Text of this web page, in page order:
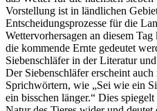
Vorstellung ist in ländlichen
Entscheidungsprozesse für die
Wettervorhersagen an diesem
die kommende Ernte gedeutet
Siebenschläfer in der Literatur
Der Siebenschläfer erscheint
Sprichwörtern, wie „Sei wie ein
ein bisschen länger.“ Dies